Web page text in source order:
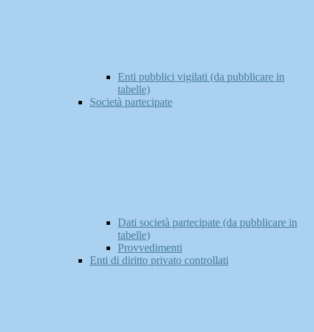
Enti pubblici vigilati (da pubblicare in
tabelle)
Società partecipate
Dati società partecipate (da pubblicare in
tabelle)
Provvedimenti
Enti di diritto privato controllati